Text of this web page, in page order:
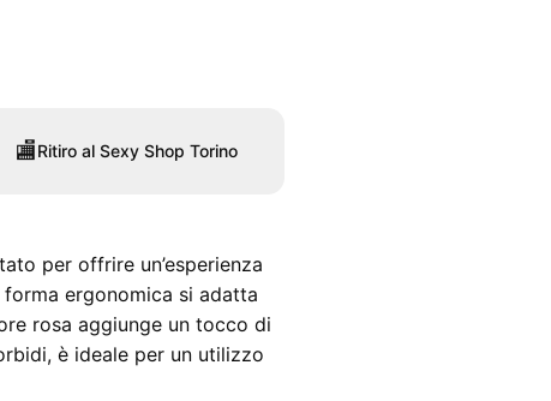
🏬Ritiro al Sexy Shop Torino
per offrire un’esperienza
ergonomica si adatta
rosa aggiunge un tocco di
è ideale per un utilizzo